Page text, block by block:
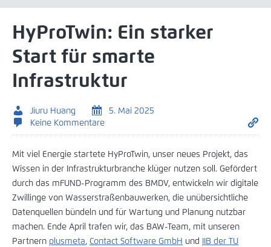
HyProTwin: Ein starker
Start für smarte
Infrastruktur
Jiuru Huang
5. Mai 2025
Keine Kommentare
Mit viel Energie startete HyProTwin, unser neues Projekt, das
Wissen in der Infrastrukturbranche klüger nutzen soll. Gefördert
durch das mFUND-Programm des BMDV, entwickeln wir digitale
Zwillinge von Wasserstraßenbauwerken, die unübersichtliche
Datenquellen bündeln und für Wartung und Planung nutzbar
machen. Ende April trafen wir, das BAW-Team, mit unseren
Partnern plusmeta, Contact Software GmbH und IIB der TU